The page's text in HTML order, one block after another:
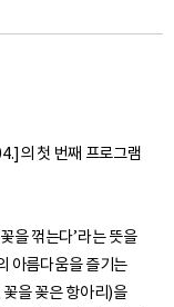
의 첫 번째 프로그램
을 꺾는다’라는 뜻을
아름다움을 즐기는
을 꽂은 항아리)을